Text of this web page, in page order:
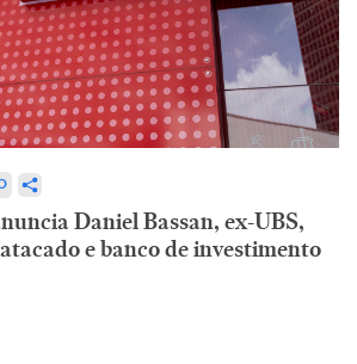
Daniel Bassan, ex-UBS,
e banco de investimento